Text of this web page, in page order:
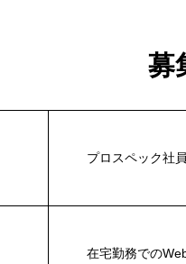
募
プロスペック社
在宅勤務での